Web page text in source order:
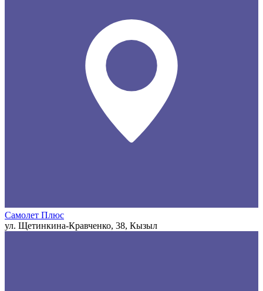
Самолет Плюс
ул. Щетинкина-Кравченко, 38, Кызыл